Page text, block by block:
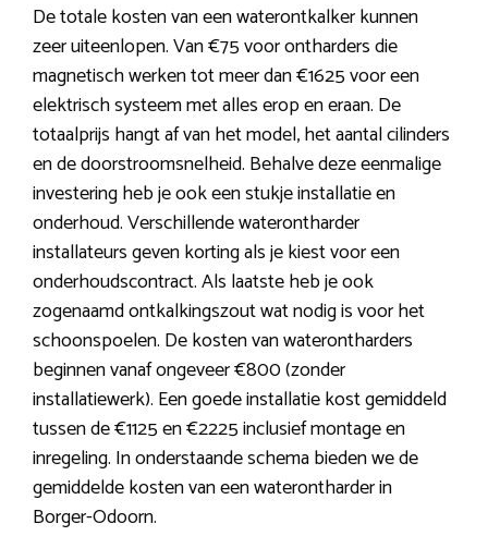
De totale kosten van een waterontkalker kunnen
zeer uiteenlopen. Van €75 voor ontharders die
magnetisch werken tot meer dan €1625 voor een
elektrisch systeem met alles erop en eraan. De
totaalprijs hangt af van het model, het aantal cilinders
en de doorstroomsnelheid. Behalve deze eenmalige
investering heb je ook een stukje installatie en
onderhoud. Verschillende waterontharder
installateurs geven korting als je kiest voor een
onderhoudscontract. Als laatste heb je ook
zogenaamd ontkalkingszout wat nodig is voor het
schoonspoelen. De kosten van waterontharders
beginnen vanaf ongeveer €800 (zonder
installatiewerk). Een goede installatie kost gemiddeld
tussen de €1125 en €2225 inclusief montage en
inregeling. In onderstaande schema bieden we de
gemiddelde kosten van een waterontharder in
Borger-Odoorn.